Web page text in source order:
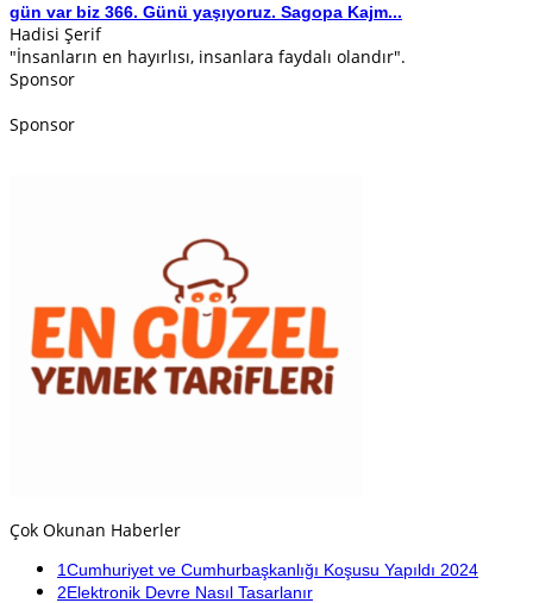
gün var biz 366. Günü yaşıyoruz. Sagopa Kajm...
Hadisi Şerif
"İnsanların en hayırlısı, insanlara faydalı olandır".
Sponsor
Sponsor
Çok Okunan Haberler
1Cumhuriyet ve Cumhurbaşkanlığı Koşusu Yapıldı 2024
2Elektronik Devre Nasıl Tasarlanır